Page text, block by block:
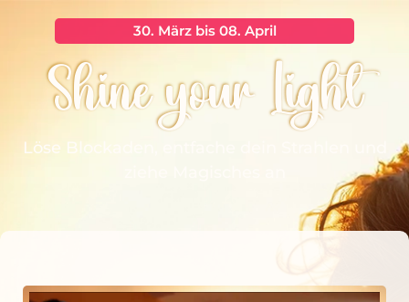
30. März bis 08. April
Shine your Light
Löse Blockaden, entfache dein Strahlen und